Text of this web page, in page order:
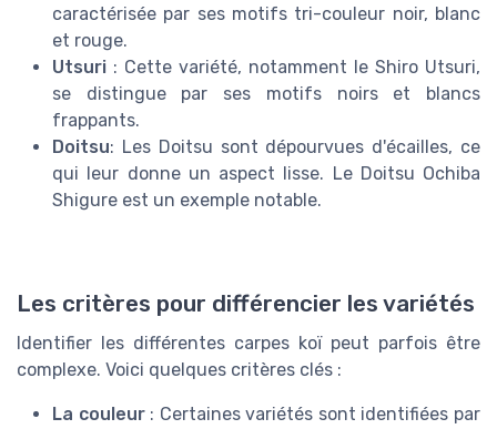
caractérisée par ses motifs tri-couleur noir, blanc
et rouge.
Utsuri : Cette variété, notamment le Shiro Utsuri,
se distingue par ses motifs noirs et blancs
frappants.
Doitsu: Les Doitsu sont dépourvues d'écailles, ce
qui leur donne un aspect lisse. Le Doitsu Ochiba
Shigure est un exemple notable.
Les critères pour différencier les variétés
Identifier les différentes carpes koï peut parfois être
complexe. Voici quelques critères clés :
La couleur: Certaines variétés sont identifiées par